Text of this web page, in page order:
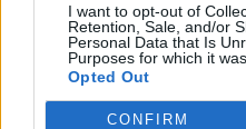
I want to opt-out of
Retention, Sale, and/or
Personal Data that Is
Purposes for which it
Opted Out
CONFIRM
OTA LEAKS
ΣΥΝΕΝΤΕΥΞΕΙΣ
ΑΠΟΨΕΙΣ
ΠΡΟΣΛΗΨΕΙΣ